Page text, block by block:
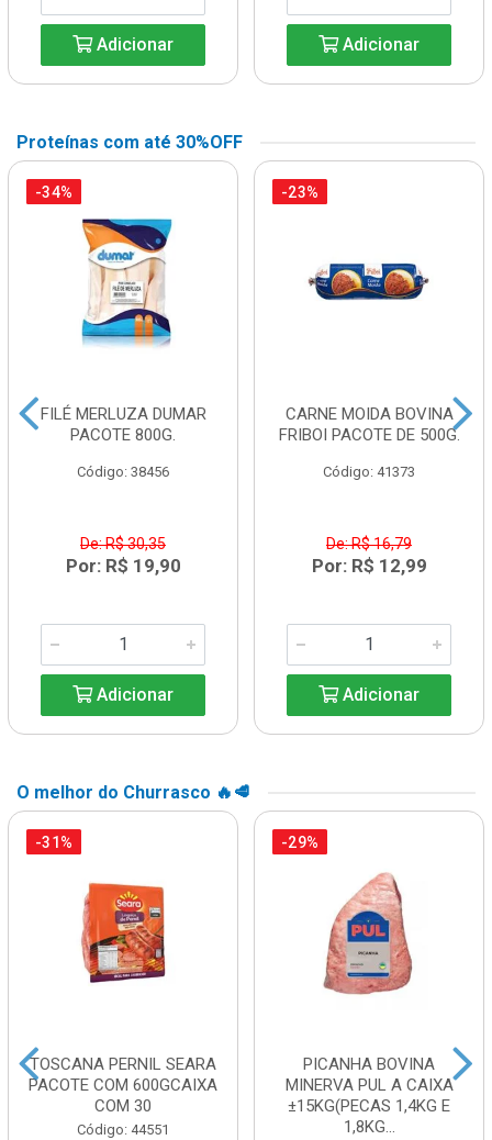
Adicionar Adicionar
Proteínas com até 30%OFF
-34%
FILÉ MERLUZA DUMAR
PACOTE 800G.
Código: 38456
De: R$ 30,35
Por: R$ 19,90
Adicionar
-23%
CARNE MOIDA BOVINA
FRIBOI PACOTE DE 500G.
Código: 41373
De: R$ 16,79
Por: R$ 12,99
Adicionar
O melhor do Churrasco 🔥🥩
-31%
TOSCANA PERNIL SEARA
PACOTE COM 600GCAIXA
COM 30
Código: 44551
-29%
PICANHA BOVINA
MINERVA PUL A CAIXA
±15KG(PECAS 1,4KG E
1,8KG...